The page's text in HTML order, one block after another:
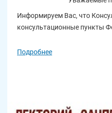
Информируем Вас, что
консультационные пункты
Подробнее